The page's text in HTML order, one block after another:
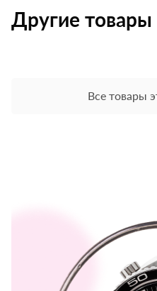
Другие товары
Все товары